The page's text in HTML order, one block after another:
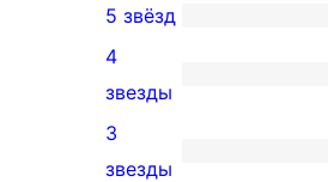
1
5-
звездный
отзыв
5 звёзд
0
4-
звездный
4
звезды
0
3
звезды